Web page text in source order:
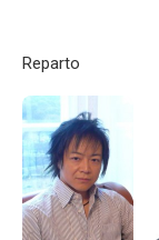
Reparto